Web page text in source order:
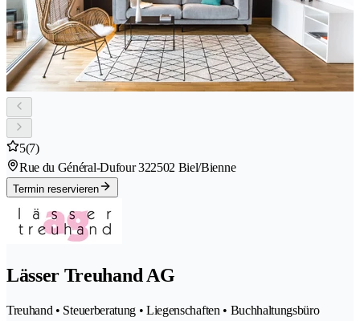
5(7)
Rue du Général-Dufour 322502 Biel/Bienne
Termin reservieren
Lässer Treuhand AG
Treuhand • Steuerberatung • Liegenschaften • Buchhaltungsbüro